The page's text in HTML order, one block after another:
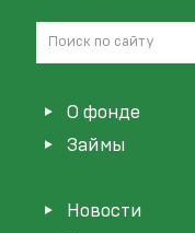
О фонде
Займы
Новости